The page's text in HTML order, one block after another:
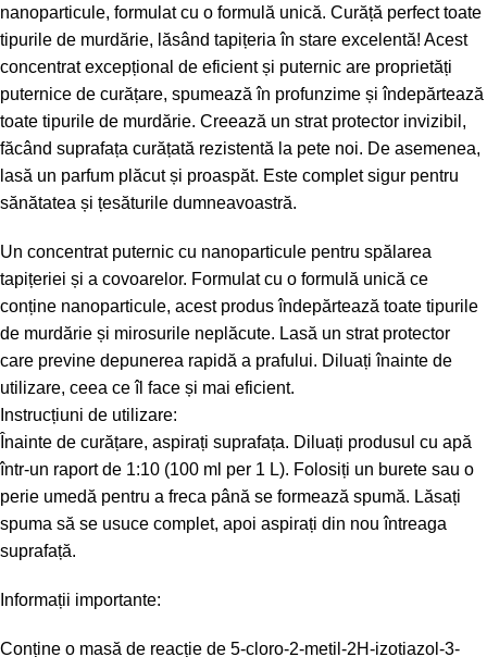
nanoparticule, formulat cu o formulă unică. Curăță perfect toate
tipurile de murdărie, lăsând tapițeria în stare excelentă! Acest
concentrat excepțional de eficient și puternic are proprietăți
puternice de curățare, spumează în profunzime și îndepărtează
toate tipurile de murdărie. Creează un strat protector invizibil,
făcând suprafața curățată rezistentă la pete noi. De asemenea,
lasă un parfum plăcut și proaspăt. Este complet sigur pentru
sănătatea și țesăturile dumneavoastră.
Un concentrat puternic cu nanoparticule pentru spălarea
tapițeriei și a covoarelor. Formulat cu o formulă unică ce
conține nanoparticule, acest produs îndepărtează toate tipurile
de murdărie și mirosurile neplăcute. Lasă un strat protector
care previne depunerea rapidă a prafului. Diluați înainte de
utilizare, ceea ce îl face și mai eficient.
Instrucțiuni de utilizare:
Înainte de curățare, aspirați suprafața. Diluați produsul cu apă
într-un raport de 1:10 (100 ml per 1 L). Folosiți un burete sau o
perie umedă pentru a freca până se formează spumă. Lăsați
spuma să se usuce complet, apoi aspirați din nou întreaga
suprafață.
Informații importante:
Conține o masă de reacție de 5-cloro-2-metil-2H-izotiazol-3-